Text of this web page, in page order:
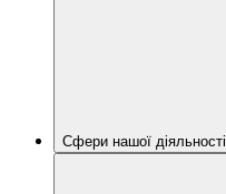
Сфери нашої діяльності